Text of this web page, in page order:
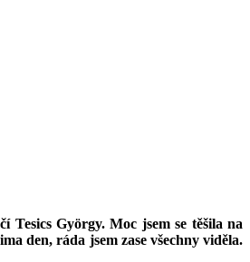
Tesics György. Moc jsem se těšila na
den, ráda jsem zase všechny viděla.